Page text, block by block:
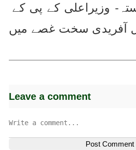
آفریدی سخت غصے میں
Leave a comment
Post Comment